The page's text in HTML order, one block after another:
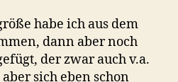
habe ich aus dem
dann aber noch
der zwar auch v.a.
sich eben schon